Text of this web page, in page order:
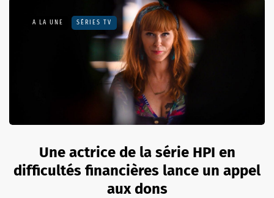
A LA UNE SÉRIES TV
Une actrice de la série HPI en
difficultés financières lance un appel
aux dons